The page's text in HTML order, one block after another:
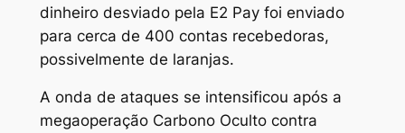
dinheiro desviado pela E2 Pay foi enviado
para cerca de 400 contas recebedoras,
possivelmente de laranjas.
A onda de ataques se intensificou após a
megaoperação Carbono Oculto contra